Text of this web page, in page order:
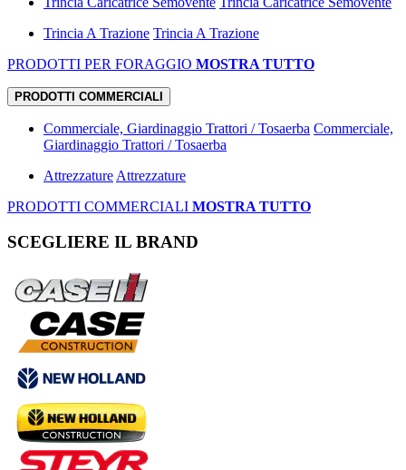
Trincia A Trazione Trincia A Trazione
PRODOTTI PER FORAGGIO MOSTRA TUTTO
PRODOTTI COMMERCIALI
Commerciale, Giardinaggio Trattori / Tosaerba Commerciale,
Giardinaggio Trattori / Tosaerba
Attrezzature Attrezzature
PRODOTTI COMMERCIALI MOSTRA TUTTO
SCEGLIERE IL BRAND